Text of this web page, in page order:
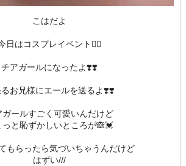
こはだよ
日はコスプレイベント👯‍♀️
チアガールになったよ❣️❣️
お兄様にエールを送るよ❣️❣️
ガールすごく可愛いんだけど
っと恥ずかしいところが🙈💓
もらったら気づいちゃうんだけど
はずい///